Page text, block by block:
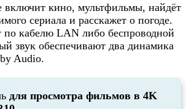
включит кино, мультфильмы, найдёт
сериала и расскажет о погоде.
по кабелю LAN либо беспроводной
звук обеспечивают два динамика
Audio.
для просмотра фильмов в 4K